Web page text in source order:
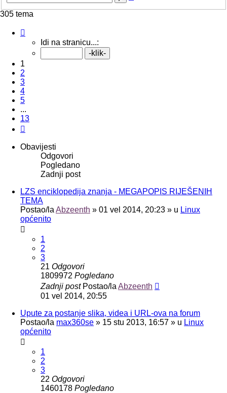
305 tema
13 .Idi na stranicu...:
1
2
3
4
5
...
13
Obavijesti
Odgovori
Pogledano
Zadnji post
LZS enciklopedija znanja - MEGAPOPIS RIJEŠENIH
TEMA
Postao/la Abzeenth » 01 vel 2014, 20:23 » u Linux
općenito
1
2
3
21 Odgovori
1809972 Pogledano
Zadnji post Postao/la Abzeenth
01 vel 2014, 20:55
Upute za postanje slika, videa i URL-ova na forum
Postao/la max360se » 15 stu 2013, 16:57 » u Linux
općenito
1
2
3
22 Odgovori
1460178 Pogledano